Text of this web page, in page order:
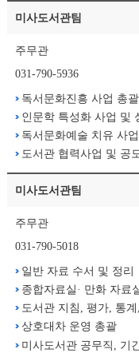
미사도서관팀
주무관
031-790-5936
독서문화진흥 사업 총괄
인문학 특성화 사업 및
독서문화예술 치유 사업
도서관 협력사업 및 공
미사도서관팀
주무관
031-790-5018
일반 자료 수서 및 정리
종합자료실· 만화 자료
도서관 지침, 평가, 통
상호대차 운영 총괄
미사도서관 공무직, 기